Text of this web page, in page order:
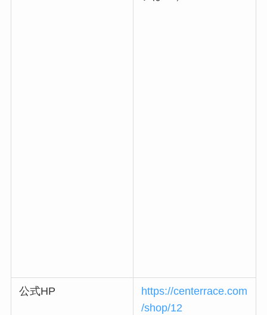
公式HP
https://centerrace.com
/shop/12